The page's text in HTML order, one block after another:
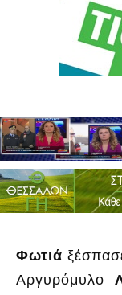
Φωτιά
Αργυρόμυλο